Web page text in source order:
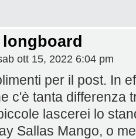
ott 15, 2022 6:04 pm
per il post. In
c'è tanta differenza
lascerei lo
Sallas Mango, o